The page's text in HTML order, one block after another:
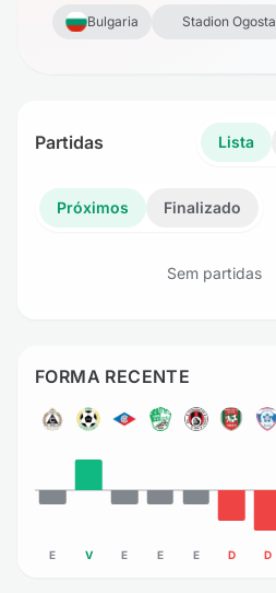
Bulgaria Stadion Ogosta
Partidas Lista
Próximos Finalizado
Sem partidas
FORMA RECENTE
E V E E E D D